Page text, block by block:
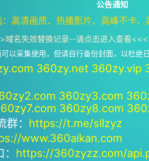
公告通知
：高清画质、热播影片、高峰不卡
域名失效替换记录--请点击进入查看<<<
以采集使用，但请自行备份封面，以杜绝
360zy.net 360zy.vip
360zy3.com
360zy8.com
： https://t.me/sllzyz
www.360aikan.com
https://360zyzz.com/